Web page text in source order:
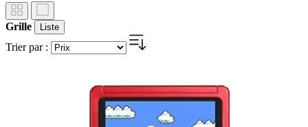
Grille Liste
Trier par :